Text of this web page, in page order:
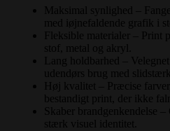
Maksimal synlighed –
med iøjnefaldende grafik i
Fleksible materialer – Print
stof, metal og akryl.
Lang holdbarhed –
udendørs brug med
Høj kvalitet – Præcise
bestandigt print, der ikke
Skaber brandgenkendelse
stærk visuel identitet.